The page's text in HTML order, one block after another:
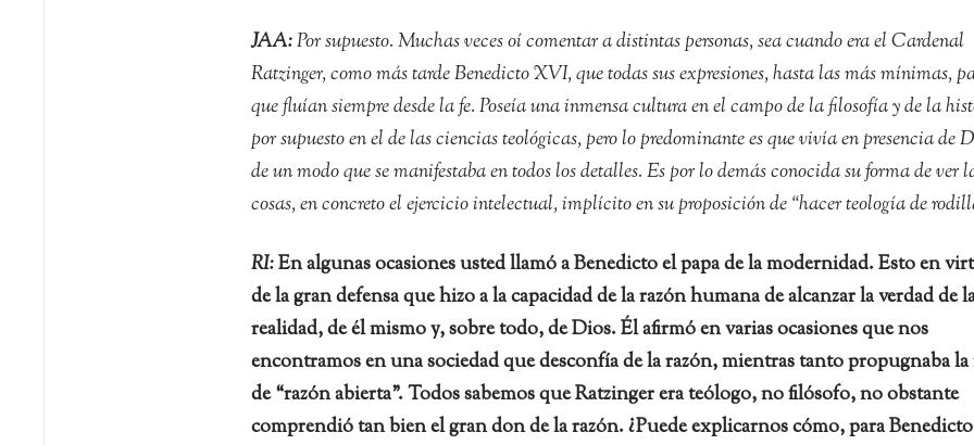
JAA:Por supuesto. Muchas veces oí comentar a distintas personas, sea cuando era el Cardenal
Ratzinger, como más tarde Benedicto XVI, que todas sus expresiones, hasta las más mínimas,
que fluían siempre desde la fe. Poseía una inmensa cultura en el campo de la filosofía y de la
por supuesto en el de las ciencias teológicas, pero lo predominante es que vivía en presencia de
de un modo que se manifestaba en todos los detalles. Es por lo demás conocida su forma de ver
cosas, en concreto el ejercicio intelectual, implícito en su proposición de “hacer teología de
RI:En algunas ocasiones usted llamó a Benedicto el papa de la modernidad. Esto en
de la gran defensa que hizo a la capacidad de la razón humana de alcanzar la verdad de
realidad, de él mismo y, sobre todo, de Dios. Él afirmó en varias ocasiones que nos
encontramos en una sociedad que desconfía de la razón, mientras tanto propugnaba la
de “razón abierta”. Todos sabemos que Ratzinger era teólogo, no filósofo, no obstante
comprendió tan bien el gran don de la razón. ¿Puede explicarnos cómo, para Benedicto